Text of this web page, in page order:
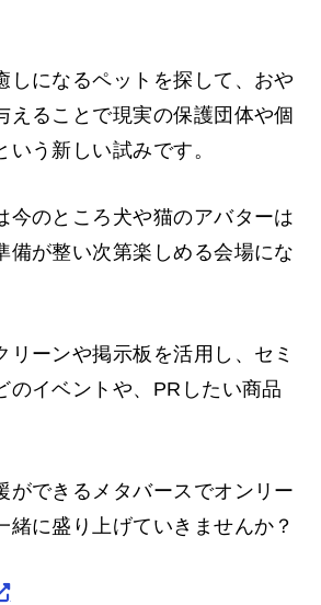
しになるペットを探して、おや
えることで現実の保護団体や個
いう新しい試みです。
今のところ犬や猫のアバターは
備が整い次第楽しめる会場にな
リーンや掲示板を活用し、セミ
のイベントや、PRしたい商品
ができるメタバースでオンリー
緒に盛り上げていきませんか？